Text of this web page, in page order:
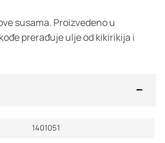
susama. Proizvedeno u
prerađuje ulje od kikirikija i
1401051